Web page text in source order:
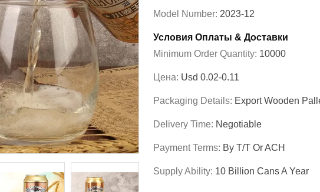
Model Number: 2023-12
Условия Оплаты & Доставки
Minimum Order Quantity: 10000
Цена: Usd 0.02-0.11
Packaging Details: Export Wooden
Delivery Time: Negotiable
Payment Terms: By T/T Or ACH
Supply Ability: 10 Billion Cans A Year